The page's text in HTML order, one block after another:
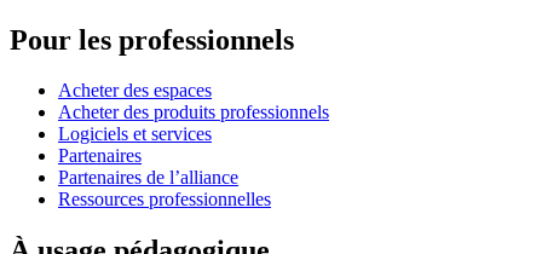
Pour les professionnels
Acheter des espaces
Acheter des produits professionnels
Logiciels et services
Partenaires
Partenaires de l’alliance
Ressources professionnelles